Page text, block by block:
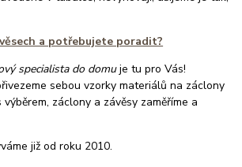
a potřebujete poradit?
specialista do domuje tu pro Vás!
sebou vzorky materiálů na záclony
výběrem, záclony a závěsy zaměříme a
již od roku 2010.